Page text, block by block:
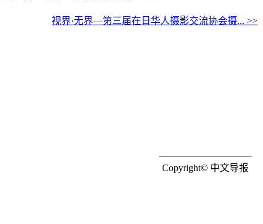
视界·无界—第三届在日华人摄影交流协会摄... >>
Copyright© 中文导报